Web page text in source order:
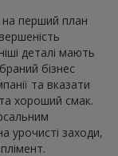
перший план
деталі мають
бізнес
та вказати
хороший смак.
урочисті заходи,